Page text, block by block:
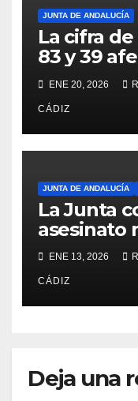
JUNTA DE ANDALUCÍA
La cifra de
83 y 39
Adamuz
ENE 20, 2026
CÁDIZ
JUNTA DE ANDALUCÍA
La Junta
asesinato
y aboga
erradicar
ENE 13, 2026
CÁDIZ
Deja una